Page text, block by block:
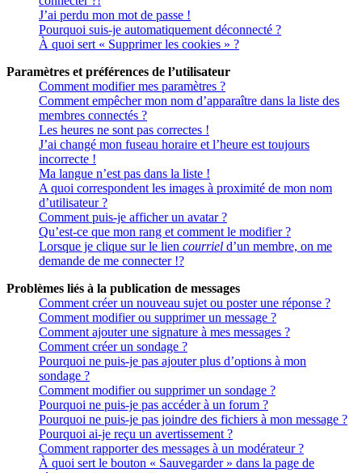
J’ai perdu mon mot de passe !
Pourquoi suis-je automatiquement déconnecté ?
À quoi sert « Supprimer les cookies » ?
Paramètres et préférences de l’utilisateur
Comment modifier mes paramètres ?
Comment empêcher mon nom d’apparaître dans la liste des
membres connectés ?
Les heures ne sont pas correctes !
J’ai changé mon fuseau horaire et l’heure est toujours
incorrecte !
Ma langue n’est pas dans la liste !
A quoi correspondent les images à proximité de mon nom
d’utilisateur ?
Comment puis-je afficher un avatar ?
Qu’est-ce que mon rang et comment le modifier ?
Lorsque je clique sur le lien courriel d’un membre, on me
demande de me connecter !?
Problèmes liés à la publication de messages
Comment créer un nouveau sujet ou poster une réponse ?
Comment modifier ou supprimer un message ?
Comment ajouter une signature à mes messages ?
Comment créer un sondage ?
Pourquoi ne puis-je pas ajouter plus d’options à mon
sondage ?
Comment modifier ou supprimer un sondage ?
Pourquoi ne puis-je pas accéder à un forum ?
Pourquoi ne puis-je pas joindre des fichiers à mon message ?
Pourquoi ai-je reçu un avertissement ?
Comment rapporter des messages à un modérateur ?
À quoi sert le bouton « Sauvegarder » dans la page de